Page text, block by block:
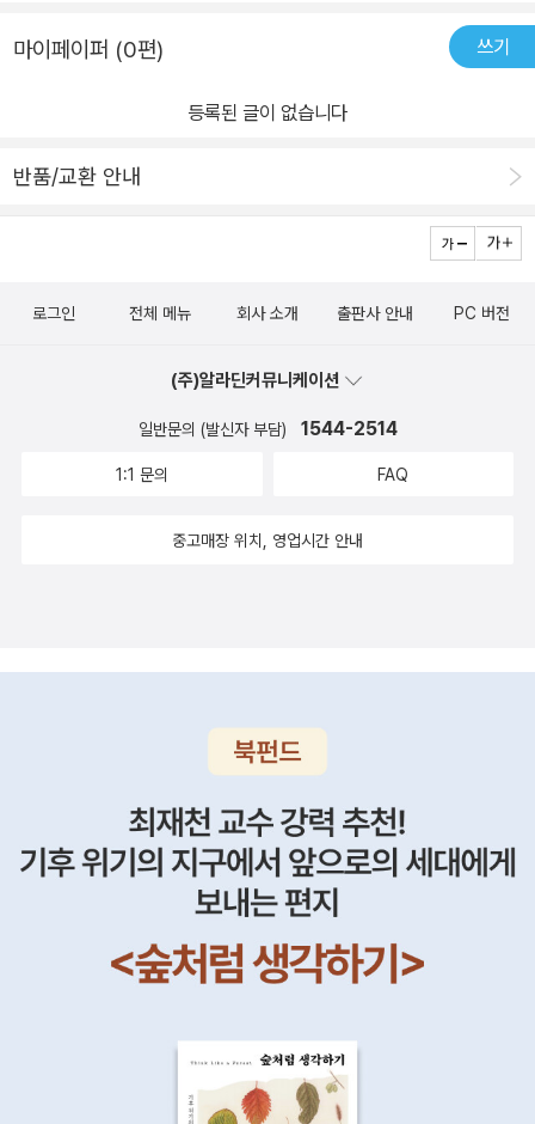
마이페이퍼 (0편) 쓰기
등록된 글이 없습니다
반품/교환 안내
로그인 전체 메뉴 회사 소개 출판사 안내 PC 버전
(주)알라딘커뮤니케이션
일반문의 (발신자 부담) 1544-2514
1:1 문의 FAQ
중고매장 위치, 영업시간 안내